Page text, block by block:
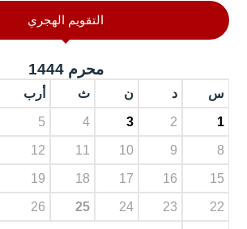
التقويم الهجري
محرم 1444
س د ن ث أرب
1
2
3
4
5
8
9
10
11
12
15
16
17
18
19
22
23
24
25
26